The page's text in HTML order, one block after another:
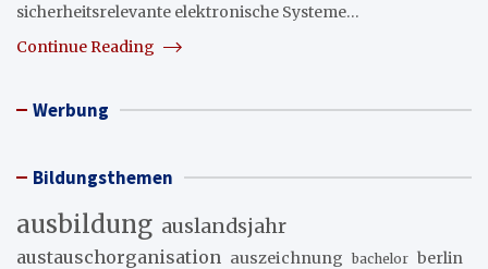
sicherheitsrelevante elektronische Systeme…
Continue Reading
Werbung
Bildungsthemen
ausbildung auslandsjahr
austauschorganisation auszeichnung bachelor berlin